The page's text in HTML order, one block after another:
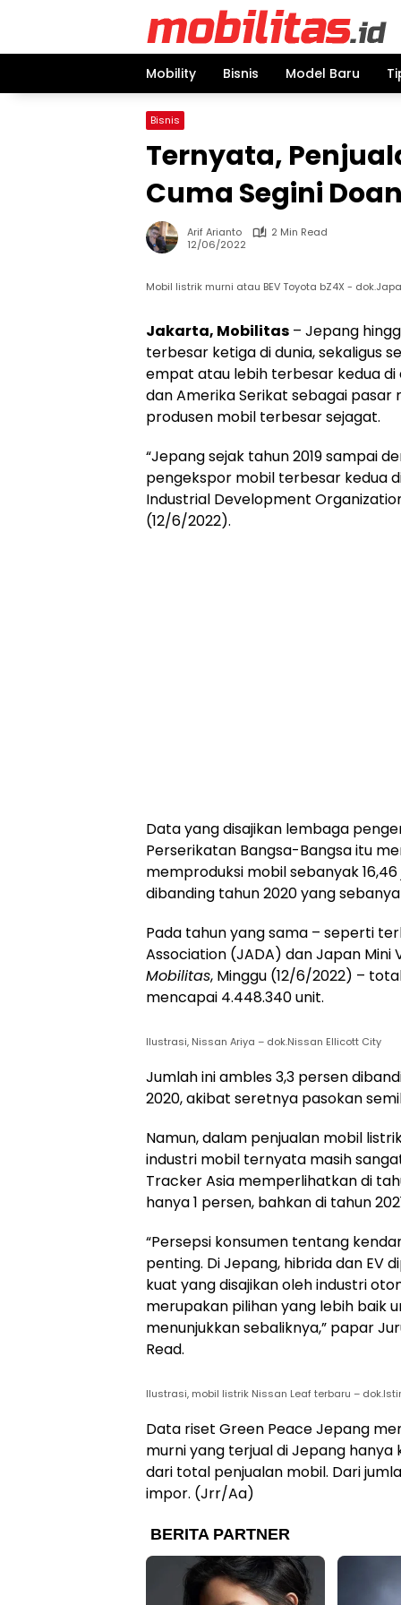
Mobility
Bisnis Model Baru
Bisnis
Ternyata,
Cuma Segini
Arif Arianto
2 Min Read
12/06/2022
Mobil listrik murni atau BEV Toyota bZ4X -
Jakarta, Mobilitas – Jepang
terbesar ketiga di dunia, sekaligus
empat atau lebih terbesar kedua di
dan Amerika Serikat sebagai
produsen mobil terbesar sejagat.
“Jepang sejak tahun 2019 sampai
pengekspor mobil terbesar kedua
Industrial Development
(12/6/2022).
Data yang disajikan lembaga
Perserikatan Bangsa-Bangsa itu
memproduksi mobil sebanyak
dibanding tahun 2020 yang
Pada tahun yang sama – seperti
Association (JADA) dan Japan Mini
Mobilitas, Minggu (12/6/2022) –
mencapai 4.448.340 unit.
Ilustrasi, Nissan Ariya – dok.Nissan Ellicott City
Jumlah ini ambles 3,3 persen
2020, akibat seretnya pasokan
Namun, dalam penjualan mobil
industri mobil ternyata masih
Tracker Asia memperlihatkan di
hanya 1 persen, bahkan di tahun
“Persepsi konsumen tentang
penting. Di Jepang, hibrida dan EV
kuat yang disajikan oleh industri
merupakan pilihan yang lebih baik
menunjukkan sebaliknya,” papar
Read.
Ilustrasi, mobil listrik Nissan Leaf terbaru –
Data riset Green Peace Jepang
murni yang terjual di Jepang hanya
dari total penjualan mobil. Dari
impor. (Jrr/Aa)